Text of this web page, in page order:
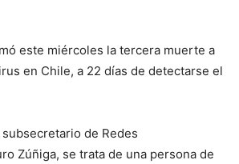
este miércoles la tercera muerte a
en Chile, a 22 días de detectarse el
de Redes
Zúñiga, se trata de una persona de